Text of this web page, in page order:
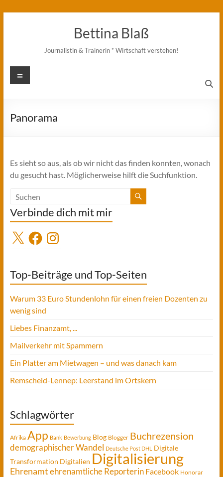
Bettina Blaß
Journalistin & Trainerin * Wirtschaft verstehen!
Menü
Panorama
Es sieht so aus, als ob wir nicht das finden konnten, wonach
du gesucht hast. Möglicherweise hilft die Suchfunktion.
Verbinde dich mit mir
X FacebookInstagram
Top-Beiträge und Top-Seiten
Warum 33 Euro Stundenlohn für einen freien Dozenten zu
wenig sind
Liebes Finanzamt, ...
Mailverkehr mit Spammern
Ein Platter am Mietwagen – und was danach kam
Remscheid-Lennep: Leerstand im Ortskern
Schlagwörter
Afrika App Bank Bewerbung Blog Blogger Buchrezension
demographischer Wandel Deutsche Post DHL
Digitale
Transformation Digitalien Digitalisierung
Ehrenamtehrenamtliche Reporterin Facebook Honorar